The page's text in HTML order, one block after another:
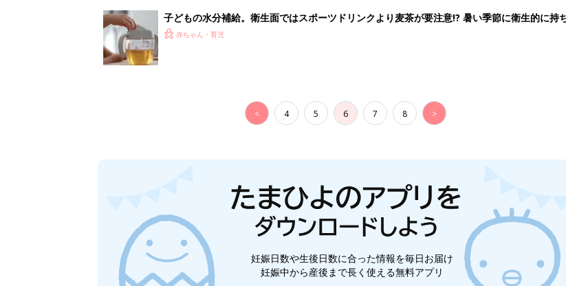
子どもの水分補給。衛生面ではスポーツドリンクより麦茶が要注意!? 暑い季節に衛生的に持
く3つのコツとは？【専門家監修】
赤ちゃん・育児
< 4 5 6 7 8 >
妊娠日数や生後日数に合った情報を毎日お届け
妊娠中から産後まで長く使える無料アプリ